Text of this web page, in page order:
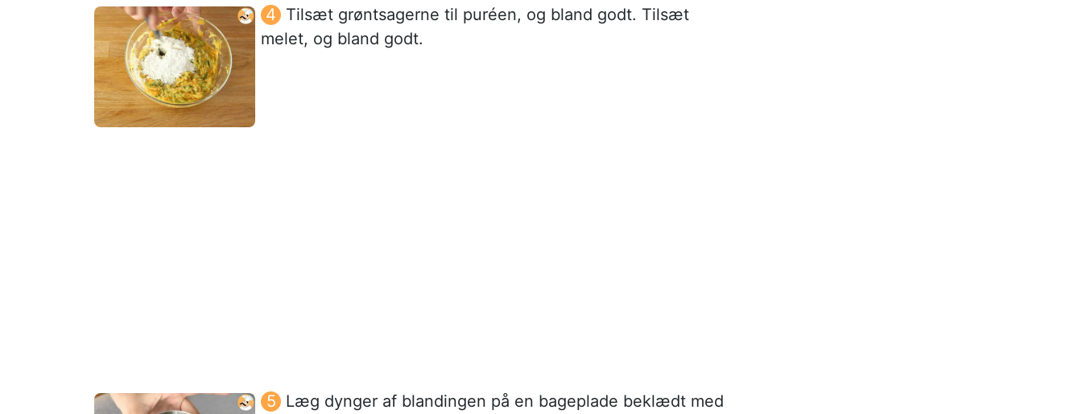
Tilsæt grøntsagerne til puréen, og bland godt. Tilsæt
melet, og bland godt.
Læg dynger af blandingen på en bageplade beklædt med